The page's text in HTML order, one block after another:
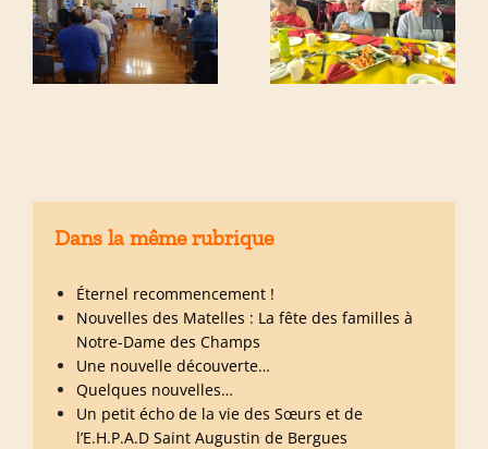
Dans la même rubrique
Éternel recommencement !
Nouvelles des Matelles : La fête des familles à
Notre-Dame des Champs
Une nouvelle découverte…
Quelques nouvelles…
Un petit écho de la vie des Sœurs et de
l’E.H.P.A.D Saint Augustin de Bergues